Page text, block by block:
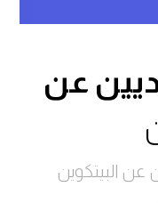
عن
عن البيتكوين